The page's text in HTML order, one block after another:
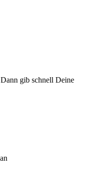
gib schnell Deine